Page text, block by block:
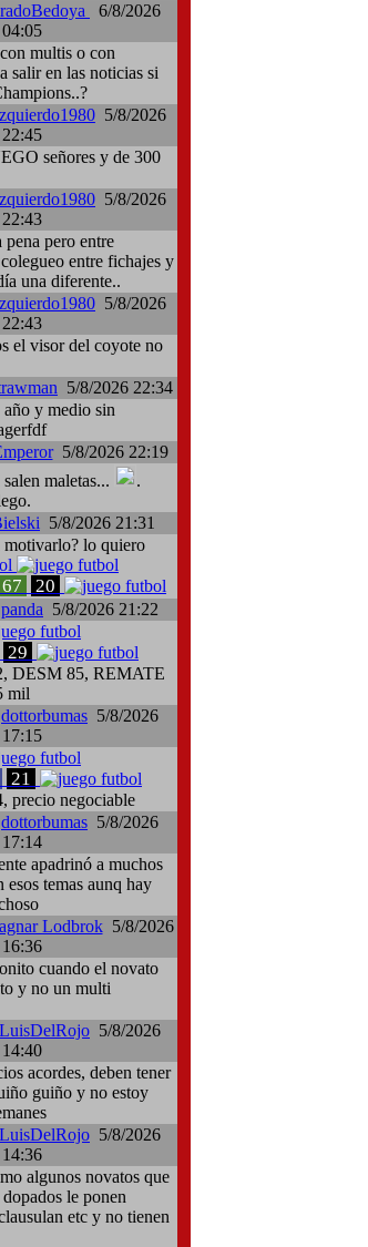
6/8/2026
04:05
multis o con
salir en las noticias si
5/8/2026
22:45
señores y de 300
5/8/2026
22:43
pero entre
entre fichajes y
una diferente..
5/8/2026
22:43
el visor del coyote no
5/8/2026 22:34
y medio sin
5/8/2026 22:19
maletas...
.
5/8/2026 21:31
motivarlo? lo quiero
67 20
panda 5/8/2026 21:22
29
DESM 85, REMATE
mil
dottorbumas 5/8/2026
17:15
21
precio negociable
dottorbumas 5/8/2026
17:14
apadrinó a muchos
temas aunq hay
Lodbrok5/8/2026
16:36
cuando el novato
y no un multi
LuisDelRojo 5/8/2026
14:40
acordes, deben tener
guiño y no estoy
LuisDelRojo 5/8/2026
14:36
algunos novatos que
le ponen
etc y no tienen